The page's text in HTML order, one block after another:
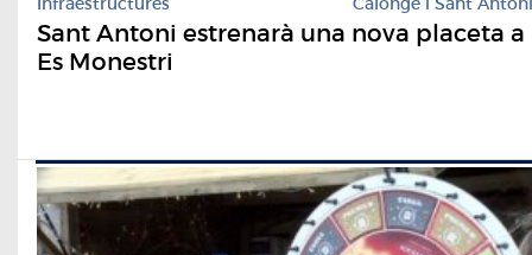
Sant Antoni estrenarà una nova placeta a
Es Monestri